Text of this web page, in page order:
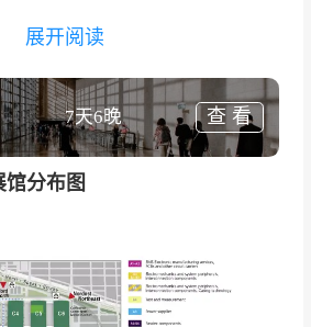
的知识交流和商业合作。
来科技的思想碰撞和创新孵化
，将举办一系列精彩的创新活
、产品发布会和智能电子解决
将有机会见证最新的技术突破
索电子元器件在智能工业、物
领域的应用。
电子元器件展览会（Electronic
展开阅读
7天6晚 查 看
馆分布图